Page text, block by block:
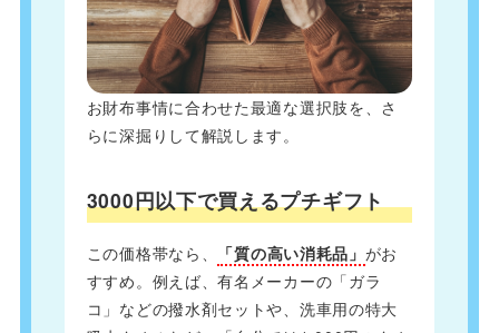
お財布事情に合わせた最適な選択肢を、さ
らに深掘りして解説します。
3000円以下で買えるプチギフト
この価格帯なら、 「質の高い消耗品」 がお
すすめ。例えば、有名メーカーの「ガラ
コ」などの撥水剤セットや、洗車用の特大